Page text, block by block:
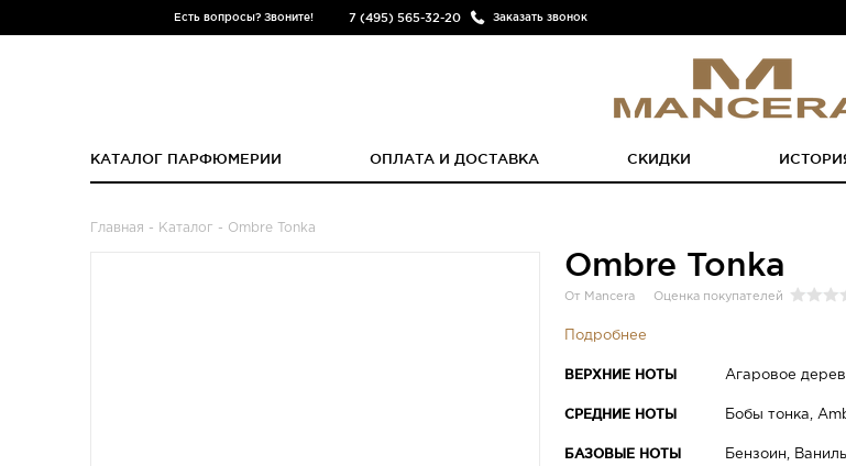
Есть вопросы? Звоните! 7 (495) 565-32-20 Заказать звонок
КАТАЛОГ ПАРФЮМЕРИИ ОПЛАТА И ДОСТАВКА СКИДКИ
Главная - Каталог - Ombre Tonka
Ombre Tonka
От Mancera Оценка покупателей
Подробнее
ВЕРХНИЕ НОТЫ Агаровое
СРЕДНИЕ НОТЫ Бобы тонка,
БАЗОВЫЕ НОТЫ Бензоин,